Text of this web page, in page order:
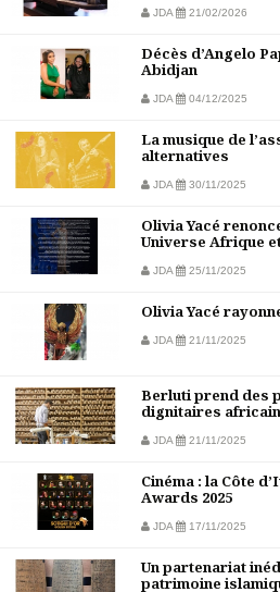
JDA 21/02/2026
Décès d’Angelo
Abidjan
JDA 04/12/2025
La musique de
alternatives
JDA 30/11/2025
Olivia Yacé
Universe Afrique
JDA 25/11/2025
Olivia Yacé
JDA 21/11/2025
Berluti prend des
dignitaires
JDA 21/11/2025
Cinéma : la Côte
Awards 2025
JDA 17/11/2025
Un partenariat
patrimoine